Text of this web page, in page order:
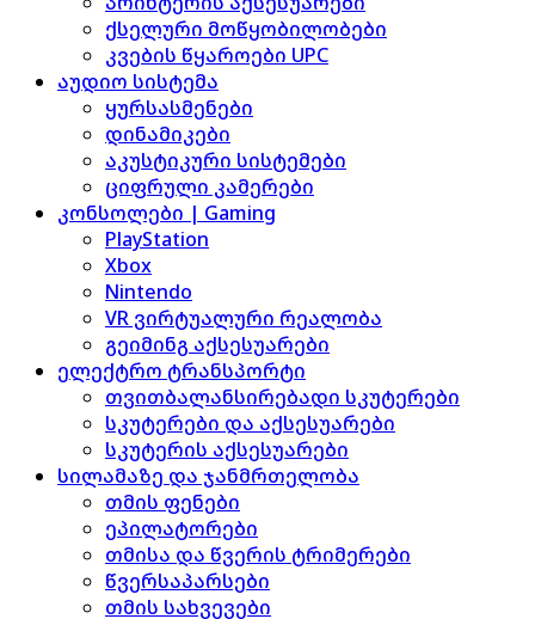
ქსელური მოწყობილობები
კვების წყაროები UPC
აუდიო სისტემა
ყურსასმენები
დინამიკები
აკუსტიკური სისტემები
ციფრული კამერები
კონსოლები | Gaming
PlayStation
Xbox
Nintendo
VR ვირტუალური რეალობა
გეიმინგ აქსესუარები
ელექტრო ტრანსპორტი
თვითბალანსირებადი სკუტერები
სკუტერები და აქსესუარები
სკუტერის აქსესუარები
სილამაზე და ჯანმრთელობა
თმის ფენები
ეპილატორები
თმისა და წვერის ტრიმერები
წვერსაპარსები
თმის სახვევები